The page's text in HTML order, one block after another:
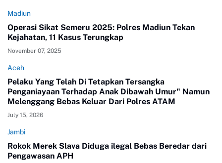
Madiun
Operasi Sikat Semeru 2025: Polres Madiun Tekan
Kejahatan, 11 Kasus Terungkap
November 07, 2025
Aceh
Pelaku Yang Telah Di Tetapkan Tersangka
Penganiayaan Terhadap Anak Dibawah Umur" Namun
Melenggang Bebas Keluar Dari Polres ATAM
July 15, 2026
Jambi
Rokok Merek Slava Diduga ilegal Bebas Beredar dari
Pengawasan APH